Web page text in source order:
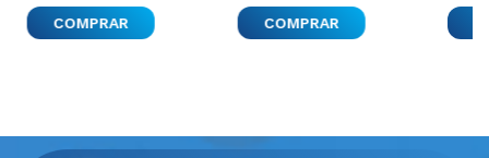
Peluqueria
Blanco